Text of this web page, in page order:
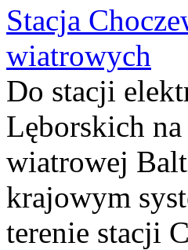
Stacja
wiatrowych
Do stacji
Lęborskich
wiatrowej
krajowym
terenie stacji